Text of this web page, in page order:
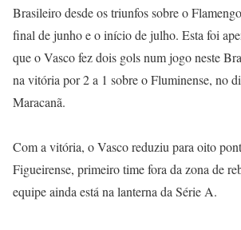
Brasileiro desde os triunfos sobre o
final de junho e o início de julho. Esta foi
que o Vasco fez dois gols num jogo neste
na vitória por 2 a 1 sobre o Fluminense, no
Maracanã.
Com a vitória, o Vasco reduziu para oito
Figueirense, primeiro time fora da zona de
equipe ainda está na lanterna da Série A.